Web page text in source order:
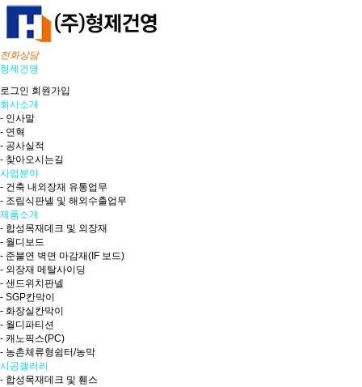
전화상담
형제건영
로그인 회원가입
회사소개
- 인사말
- 연혁
- 공사실적
- 찾아오시는길
사업분야
- 건축 내외장재 유통업무
- 조립식판넬 및 해외수출업무
제품소개
- 합성목재데크 및 외장재
- 월디보드
- 준불연 벽면 마감재(IF 보드)
- 외장재 메탈사이딩
- 샌드위치판넬
- SGP칸막이
- 화장실칸막이
- 월디파티션
- 캐노픽스(PC)
- 농촌체류형쉼터/농막
시공갤러리
- 합성목재데크 및 휀스